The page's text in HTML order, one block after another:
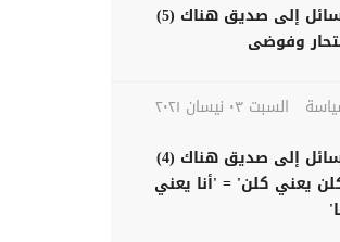
رسائل إلى صديق هناك (5)
وفوضى
السبت ٠٣ نيسان ٢٠٢١
رسائل إلى صديق هناك (4)
يعني كلن' = 'أنا يعني